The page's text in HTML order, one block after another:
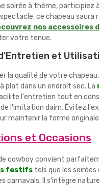
soirée à thème, participiez
ce chapeau saura
nos accessoires
votre tenue.
et
la qualité de votre
plat dans un endroit sec. La
l'entretien tout en
l'imitation daim. Évitez
maintenir la forme
et Occasions
cowboy convient
festifs tels que les
carnavals. Il s'intègre